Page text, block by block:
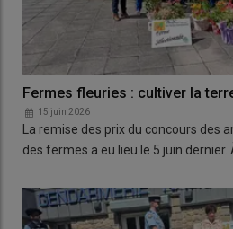
Fermes fleuries : cultiver la
15 juin 2026
La remise des prix du concours des
des fermes a eu lieu le 5 juin dernier.